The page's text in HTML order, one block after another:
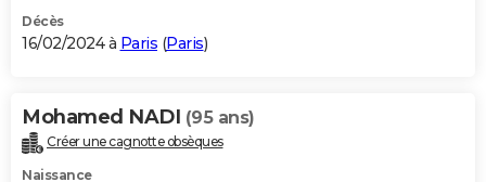
Décès
16/02/2024 à Paris (Paris)
Mohamed NADI (95 ans)
Créer une cagnotte obsèques
Naissance